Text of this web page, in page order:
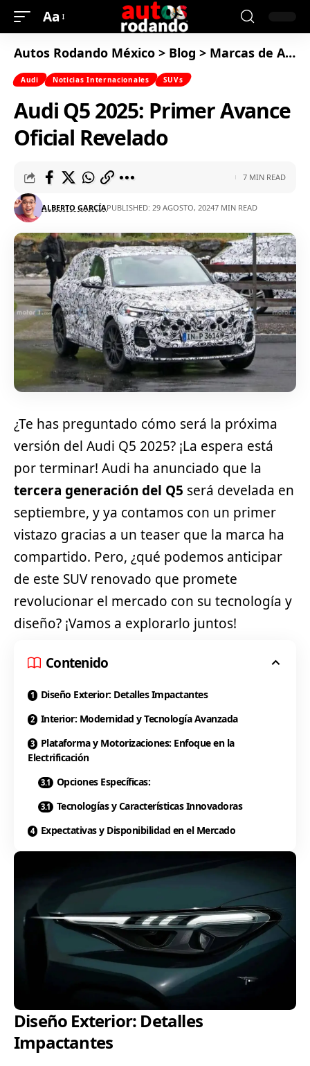
Aa
Autos Rodando México > Blog > Marcas de Autos
Audi Noticias Internacionales SUVs
Audi Q5 2025: Primer Avance
Oficial Revelado
ALBERTO GARCÍAPUBLISHED: 29 AGOSTO, 20247 MIN READ
7 MIN READ
¿Te has preguntado cómo será la próxima
versión del Audi Q5 2025? ¡La espera está
por terminar! Audi ha anunciado que la
tercera generación del Q5 será develada en
septiembre, y ya contamos con un primer
vistazo gracias a un teaser que la marca ha
compartido. Pero, ¿qué podemos anticipar
de este SUVrenovado que promete
revolucionar el mercado con su tecnología y
diseño? ¡Vamos a explorarlo juntos!
Contenido
Diseño Exterior: Detalles Impactantes
Interior: Modernidad y Tecnología Avanzada
Plataforma y Motorizaciones: Enfoque en la
Electrificación
Opciones Específicas:
Tecnologías y Características Innovadoras
Expectativas y Disponibilidad en el Mercado
Diseño Exterior: Detalles
Impactantes